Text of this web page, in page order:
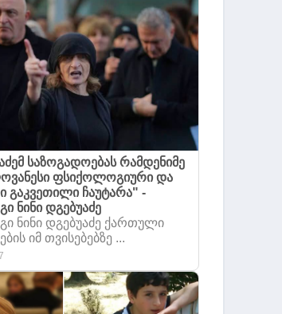
საზოგადოებას რამდენიმე
ფსიქოლოგიური და
ჩაუტარა" -
ნინი დგებუაძე
ნინი დგებუაძე ქართული
იმ თვისებებზე ...